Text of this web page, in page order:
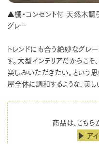
▲棚・コンセント付 天然木調
グレー
トレンドにも合う絶妙なグ
す。大型インテリアだからこ
楽しみいただきたい。という
屋全体に調和するような、美
商品は、こちら
▶ ア